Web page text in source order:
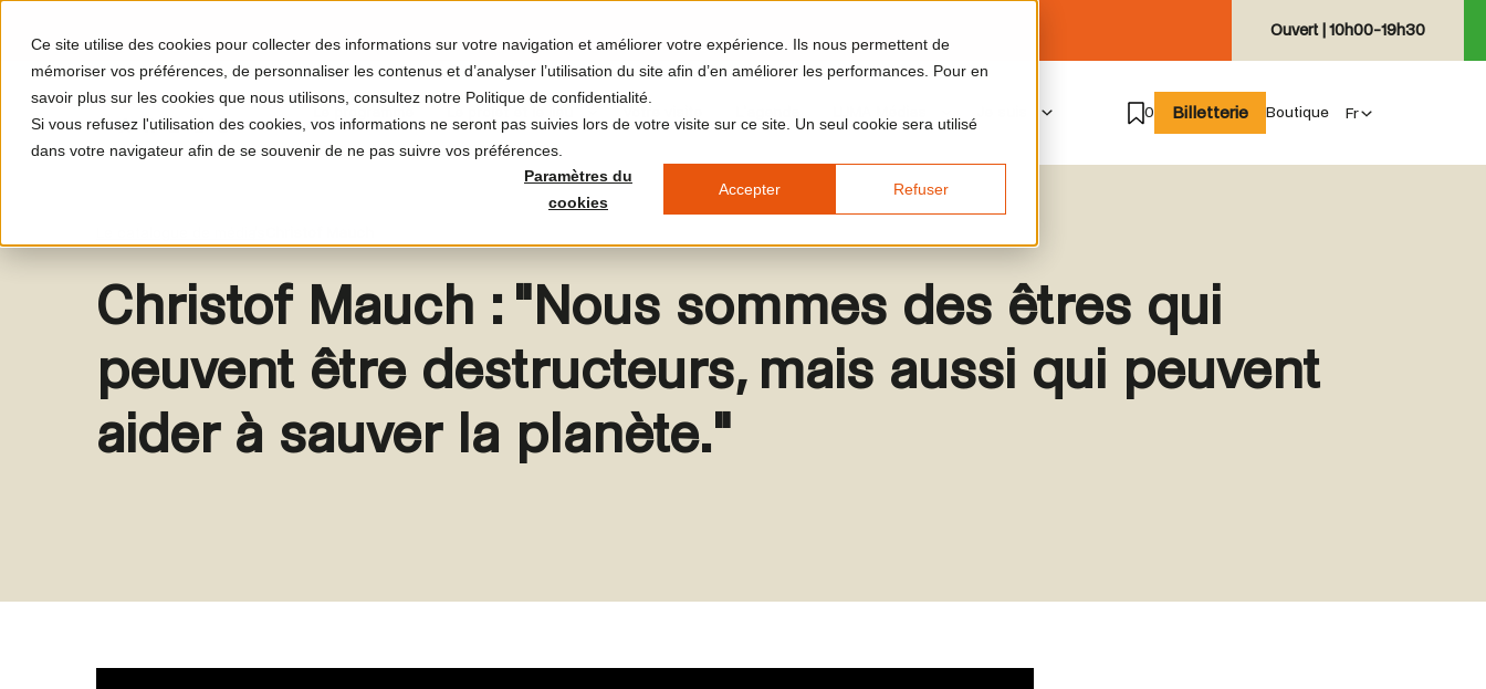
Ce site utilise des cookies pour collecter des informations sur votre navigation et améliorer votre expérience. Ils nous permettent de
mémoriser vos préférences, de personnaliser les contenus et d’analyser l’utilisation du site afin d’en améliorer les performances. Pour en
savoir plus sur les cookies que nous utilisons, consultez notre Politique de confidentialité.
Si vous refusez l'utilisation des cookies, vos informations ne seront pas suivies lors de votre visite sur ce site. Un seul cookie sera utilisé
dans votre navigateur afin de se souvenir de ne pas suivre vos préférences.
Paramètres du
cookies
Accepter Refuser
Ouvert | 10h00-19h30
0 Billetterie Boutique
Christof Mauch : "Nous sommes des êtres qui
peuvent être destructeurs, mais aussi qui peuvent
aider à sauver la planète."